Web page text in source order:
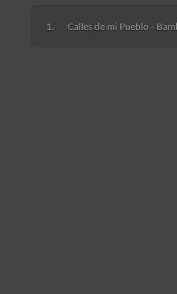
Calles de mi Pueblo -